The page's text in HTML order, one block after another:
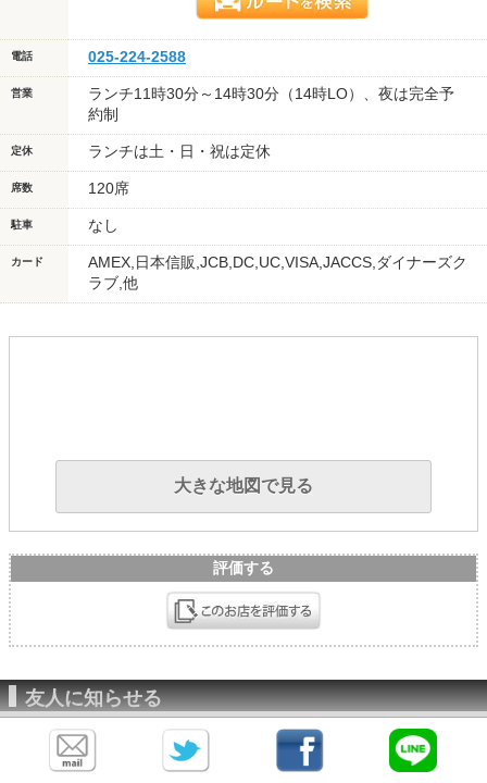
電話 025-224-2588
営業
ランチ11時30分～14時30分（14時LO）、夜は完全予
約制
定休 ランチは土・日・祝は定休
席数 120席
駐車 なし
カード
AMEX,日本信販,JCB,DC,UC,VISA,JACCS,ダイナーズク
ラブ,他
大きな地図で見る
評価する
友人に知らせる